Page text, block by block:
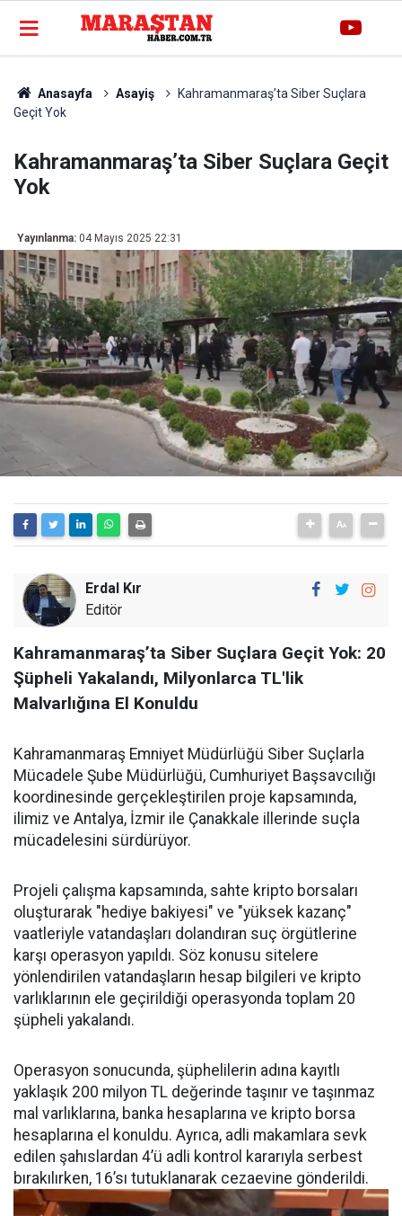
Anasayfa Asayiş
Kahramanmaraş’ta Siber Suçlara
Geçit Yok
Kahramanmaraş’ta Siber Suçlara Geçit
Yok
Yayınlanma: 04 Mayıs 2025 22:31
Erdal Kır
Editör
Kahramanmaraş’ta Siber Suçlara Geçit Yok: 20
Şüpheli Yakalandı, Milyonlarca TL'lik
Malvarlığına El Konuldu
Kahramanmaraş Emniyet Müdürlüğü Siber Suçlarla
Mücadele Şube Müdürlüğü, Cumhuriyet Başsavcılığı
koordinesinde gerçekleştirilen proje kapsamında,
ilimiz ve Antalya, İzmir ile Çanakkale illerinde suçla
mücadelesini sürdürüyor.
Projeli çalışma kapsamında, sahte kripto borsaları
oluşturarak "hediye bakiyesi" ve "yüksek kazanç"
vaatleriyle vatandaşları dolandıran suç örgütlerine
karşı operasyon yapıldı. Söz konusu sitelere
yönlendirilen vatandaşların hesap bilgileri ve kripto
varlıklarının ele geçirildiği operasyonda toplam 20
şüpheli yakalandı.
Operasyon sonucunda, şüphelilerin adına kayıtlı
yaklaşık 200 milyon TL değerinde taşınır ve taşınmaz
mal varlıklarına, banka hesaplarına ve kripto borsa
hesaplarına el konuldu. Ayrıca, adli makamlara sevk
edilen şahıslardan 4’ü adli kontrol kararıyla serbest
bırakılırken, 16’sı tutuklanarak cezaevine gönderildi.